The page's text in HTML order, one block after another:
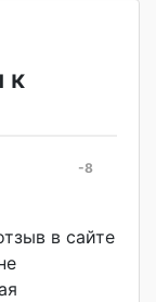
к
-8
в сайте